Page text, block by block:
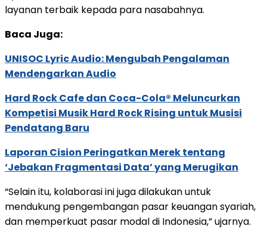
layanan terbaik kepada para nasabahnya.
Baca Juga:
UNISOC Lyric Audio: Mengubah Pengalaman
Mendengarkan Audio
Hard Rock Cafe dan Coca-Cola® Meluncurkan
Kompetisi Musik Hard Rock Rising untuk Musisi
Pendatang Baru
Laporan Cision Peringatkan Merek tentang
‘Jebakan Fragmentasi Data’ yang Merugikan
“Selain itu, kolaborasi ini juga dilakukan untuk
mendukung pengembangan pasar keuangan syariah,
dan memperkuat pasar modal di Indonesia,” ujarnya.